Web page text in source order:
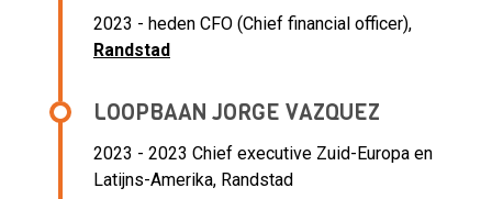
2023 - heden CFO (Chief financial officer),
Randstad
LOOPBAAN JORGE VAZQUEZ
2023 - 2023 Chief executive Zuid-Europa en
Latijns-Amerika, Randstad